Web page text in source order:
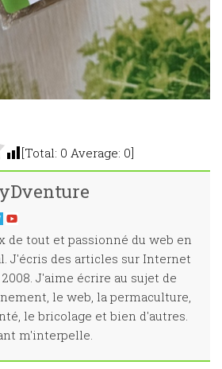
[Total: 0 Average: 0]
de tout et passionné du web en
J'écris des articles sur Internet
J'aime écrire au sujet de
le web, la permaculture,
le bricolage et bien d'autres.
m'interpelle.